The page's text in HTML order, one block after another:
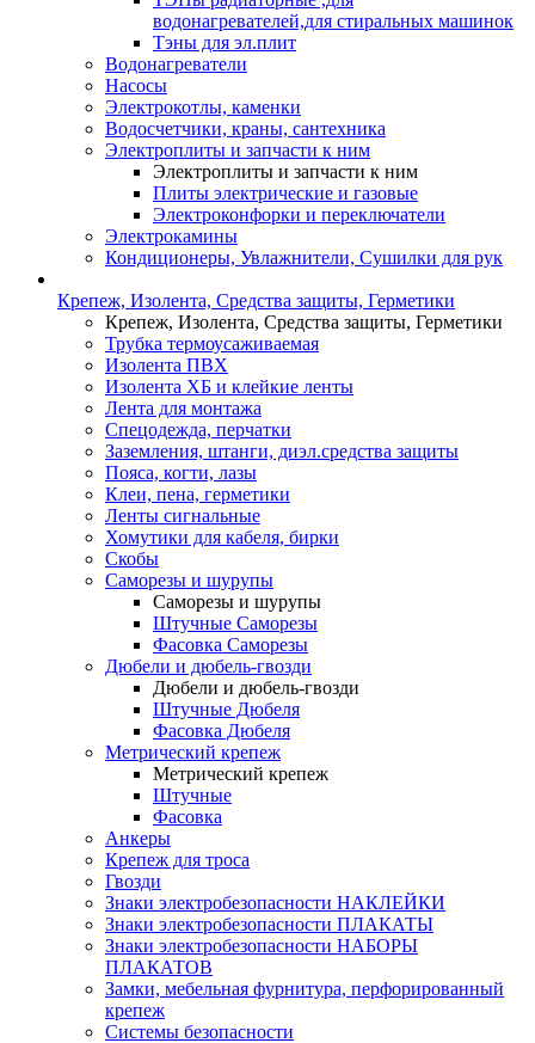
водонагревателей,для стиральных машинок
Тэны для эл.плит
Водонагреватели
Насосы
Электрокотлы, каменки
Водосчетчики, краны, сантехника
Электроплиты и запчасти к ним
Электроплиты и запчасти к ним
Плиты электрические и газовые
Электроконфорки и переключатели
Электрокамины
Кондиционеры, Увлажнители, Сушилки для рук
Крепеж, Изолента, Средства защиты, Герметики
Крепеж, Изолента, Средства защиты, Герметики
Трубка термоусаживаемая
Изолента ПВХ
Изолента ХБ и клейкие ленты
Лента для монтажа
Спецодежда, перчатки
Заземления, штанги, диэл.средства защиты
Пояса, когти, лазы
Клеи, пена, герметики
Ленты сигнальные
Хомутики для кабеля, бирки
Скобы
Саморезы и шурупы
Саморезы и шурупы
Штучные Саморезы
Фасовка Саморезы
Дюбели и дюбель-гвозди
Дюбели и дюбель-гвозди
Штучные Дюбеля
Фасовка Дюбеля
Метрический крепеж
Метрический крепеж
Штучные
Фасовка
Анкеры
Крепеж для троса
Гвозди
Знаки электробезопасности НАКЛЕЙКИ
Знаки электробезопасности ПЛАКАТЫ
Знаки электробезопасности НАБОРЫ
ПЛАКАТОВ
Замки, мебельная фурнитура, перфорированный
крепеж
Системы безопасности